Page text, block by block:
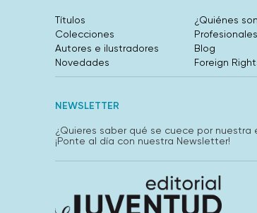
Títulos
Colecciones
Autores e ilustradores
Novedades
¿Quiénes
Profesionales
Blog
Foreign
NEWSLETTER
¿Quieres saber qué se cuece por nuestra
¡Ponte al día con nuestra Newsletter!